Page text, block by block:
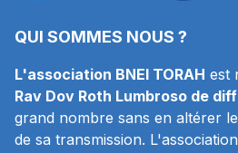
QUI SOMMES NOUS ?
L'association BNEI TORAH est
Rav Dov Roth Lumbroso de
grand nombre sans en altérer
de sa transmission.